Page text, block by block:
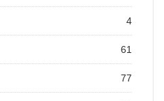
4
61
77